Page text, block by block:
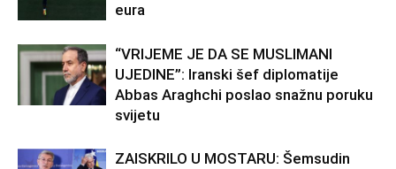
eura
“VRIJEME JE DA SE MUSLIMANI
UJEDINE”: Iranski šef diplomatije
Abbas Araghchi poslao snažnu poruku
svijetu
ZAISKRILO U MOSTARU: Šemsudin